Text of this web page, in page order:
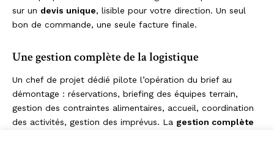
sur un devis unique, lisible pour votre direction. Un seul
bon de commande, une seule facture finale.
Une gestion complète de la logistique
Un chef de projet dédié pilote l’opération du brief au
démontage : réservations, briefing des équipes terrain,
gestion des contraintes alimentaires, accueil, coordination
des activités, gestion des imprévus. La gestion complète